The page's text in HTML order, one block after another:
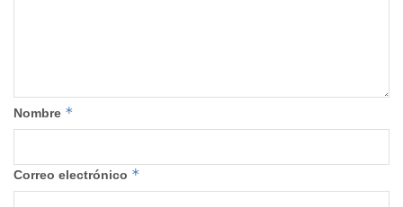
Nombre *
Correo electrónico *